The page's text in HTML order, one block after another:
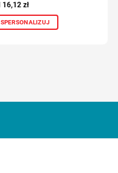
16,12 zł
SPERSONALIZUJ